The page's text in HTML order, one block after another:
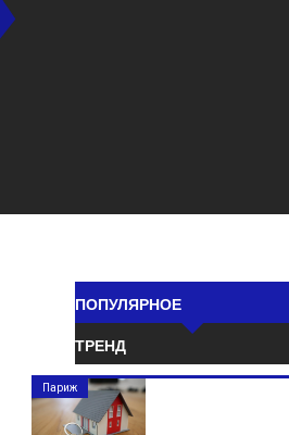
ПОПУЛЯРНОЕ
ТРЕНД
Париж